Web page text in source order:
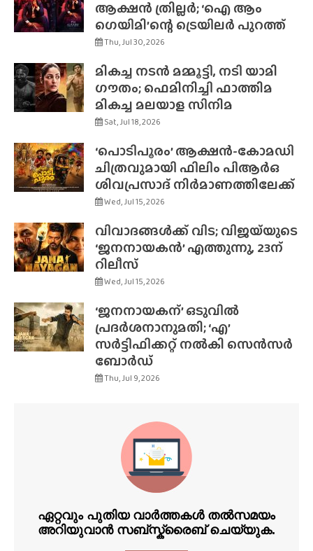
ആക്ഷൻ ത്രില്ലർ; ‘ഐ ആം
ഗെയിമി’ന്റെ ട്രെയിലർ പുറത്ത്
Thu, Jul 30, 2026
മികച്ച നടൻ മമ്മൂട്ടി, നടി യാമി
ഗൗതം; ഫെമിനിച്ചി ഫാത്തിമ
മികച്ച മലയാള സിനിമ
Sat, Jul 18, 2026
‘പൊടിപൂരം’ ആക്ഷൻ-കോമഡി
ചിത്രവുമായി ഫിലിം പിആർഒ
ശിവപ്രസാദ് നിർമാണത്തിലേക്ക്
Wed, Jul 15, 2026
വിവാദങ്ങൾക്ക് വിട; വിജയ്‌യുടെ
‘ജനനായകൻ’ എത്തുന്നു, 23ന്
റിലീസ്
Wed, Jul 15, 2026
‘ജനനായകന്’ ഒടുവിൽ
പ്രദർശനാനുമതി; ‘എ’
സർട്ടിഫിക്കറ്റ് നൽകി സെൻസർ
ബോർഡ്
Thu, Jul 9, 2026
ഏറ്റവും പുതിയ വാർത്തകൾ തൽസമയം
അറിയുവാൻ സബ്സ്ക്രൈബ് ചെയ്യുക.